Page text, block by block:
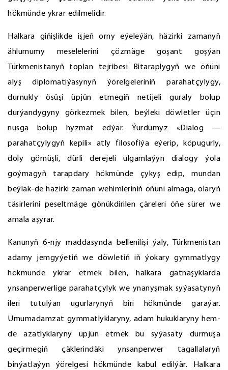
hökmünde ykrar edilmelidir.
Halkara giňişlikde işjeň orny eýeleýän, häzirki zamanyň
ählumumy meselelerini çözmäge goşant goşýan
Türkmenistanyň toplan tejribesi Bitaraplygyň we öňüni
alyş diplomatiýasynyň ýörelgeleriniň parahatçylygy,
durnukly ösüşi üpjün etmegiň netijeli guraly bolup
durýandygyny görkezmek bilen, beýleki döwletler üçin
nusga bolup hyzmat edýär. Ýurdumyz «Dialog —
parahatçylygyň kepili» atly filosofiýa eýerip, köpugurly,
doly görnüşli, dürli derejeli ulgamlaýyn dialogy ýola
goýmagyň tarapdary hökmünde çykyş edip, mundan
beýläk-de häzirki zaman wehimleriniň öňüni almaga, olaryň
täsirlerini peseltmäge gönükdirilen çäreleri öňe sürer we
amala aşyrar.
Kanunyň 6-njy maddasynda bellenilişi ýaly, Türkmenistan
adamy jemgyýetiň we döwletiň iň ýokary gymmatlygy
hökmünde ykrar etmek bilen, halkara gatnaşyklarda
ynsanperwerlige parahatçylyk we ynanyşmak syýasatynyň
ileri tutulýan ugurlarynyň biri hökmünde garaýar.
Umumadamzat gymmatlyklaryny, adam hukuklaryny hem-
de azatlyklaryny üpjün etmek bu syýasaty durmuşa
geçirmegiň çäklerindäki ynsanperwer tagallalaryň
binýatlaýyn ýörelgesi hökmünde kabul edilýär. Halkara